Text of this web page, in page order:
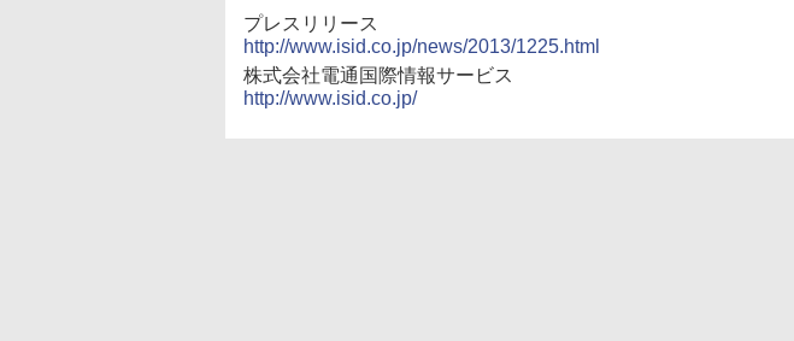
プレスリリース
http://www.isid.co.jp/news/2013/1225.html
株式会社電通国際情報サービス
http://www.isid.co.jp/